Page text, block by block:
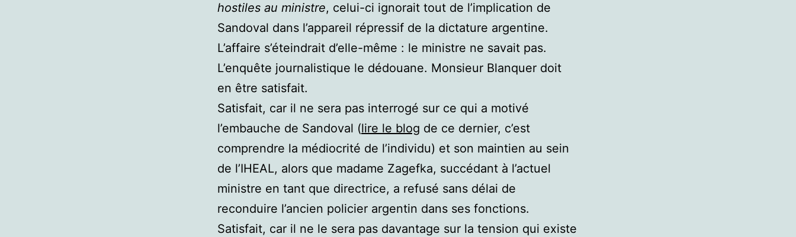
hostiles au ministre, celui-ci ignorait tout de l’implication de
Sandoval dans l’appareil répressif de la dictature argentine.
L’affaire s’éteindrait d’elle-même : le ministre ne savait pas.
L’enquête journalistique le dédouane. Monsieur Blanquer doit
en être satisfait.
Satisfait, car il ne sera pas interrogé sur ce qui a motivé
l’embauche de Sandoval (lire le blog de ce dernier, c’est
comprendre la médiocrité de l’individu) et son maintien au sein
de l’IHEAL, alors que madame Zagefka, succédant à l’actuel
ministre en tant que directrice, a refusé sans délai de
reconduire l’ancien policier argentin dans ses fonctions.
Satisfait, car il ne le sera pas davantage sur la tension qui existe